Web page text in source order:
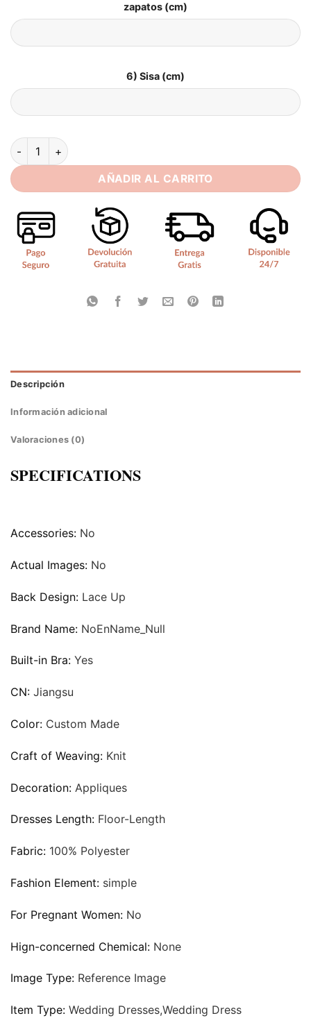
zapatos (cm)
6) Sisa (cm)
Elegant Tulle Wedding Dresses Plus Size V Neck 3/4
AÑADIR AL CARRITO
Descripción
Información adicional
Valoraciones (0)
SPECIFICATIONS
Accessories: No
Actual Images: No
Back Design: Lace Up
Brand Name: NoEnName_Null
Built-in Bra: Yes
CN: Jiangsu
Color: Custom Made
Craft of Weaving: Knit
Decoration: Appliques
Dresses Length: Floor-Length
Fabric: 100% Polyester
Fashion Element: simple
For Pregnant Women: No
Hign-concerned Chemical: None
Image Type: Reference Image
Item Type: Wedding Dresses,Wedding Dress